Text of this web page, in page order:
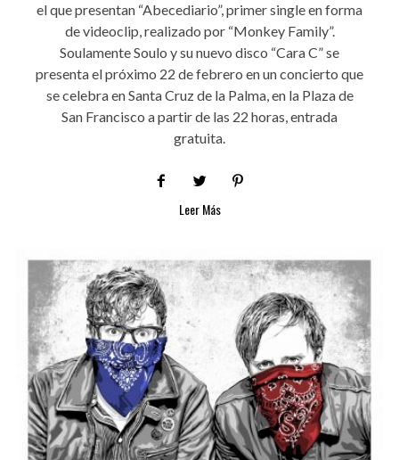
el que presentan “Abecediario”, primer single en forma
de videoclip, realizado por “Monkey Family”.
Soulamente Soulo y su nuevo disco “Cara C” se
presenta el próximo 22 de febrero en un concierto que
se celebra en Santa Cruz de la Palma, en la Plaza de
San Francisco a partir de las 22 horas, entrada
gratuita.
Leer Más